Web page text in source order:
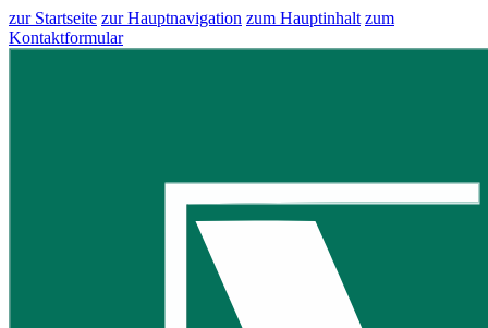
zur Startseite zur Hauptnavigation zum Hauptinhalt zum
Kontaktformular